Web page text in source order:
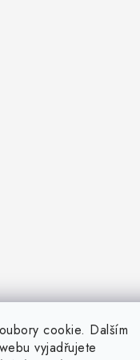
cookie. Dalším
vyjadřujete